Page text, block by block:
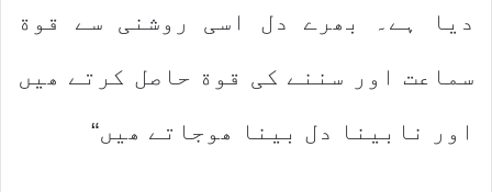
دیا ہے۔ بھرے دل اسی روشنی سے قوة
سماعت اور سننے کی قوة حاصل کرتے ھیں
اور نابینا دل بینا ھوجاتے ھیں“